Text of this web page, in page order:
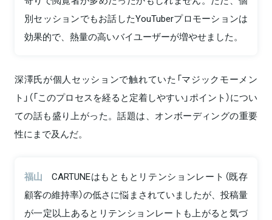
別セッションでもお話したYouTuberプロモーションは
効果的で、熱量の高いバイユーザーが増やせました。
深澤氏が個人セッションで触れていた「マジックモーメン
ト」（「このプロセスを経ると定着しやすい」ポイント）につい
ての話も盛り上がった。話題は、オンボーディングの重要
性にまで及んだ。
福山
CARTUNEはもともとリテンションレート（既存
顧客の維持率）の低さに悩まされていましたが、投稿量
が一定以上あるとリテンションレートも上がると気づ